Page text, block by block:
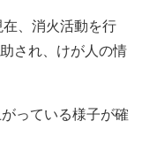
、消火活動を行
され、けが人の情
っている様子が確